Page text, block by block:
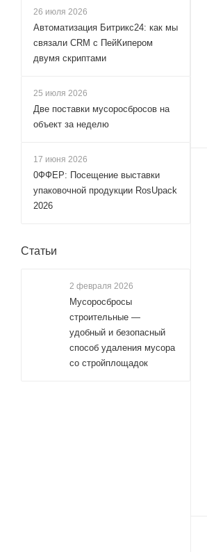
26 июля 2026
Автоматизация Битрикс24: как мы
связали CRM с ПейКипером
двумя скриптами
25 июля 2026
Две поставки мусоросбросов на
объект за неделю
17 июня 2026
0ФФЕР: Посещение выставки
упаковочной продукции RosUpack
2026
Статьи
2 февраля 2026
Мусоросбросы
строительные —
удобный и безопасный
способ удаления мусора
со стройплощадок